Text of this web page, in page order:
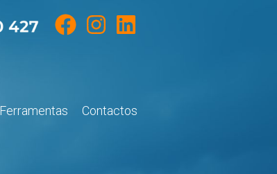
Ferramentas Contactos